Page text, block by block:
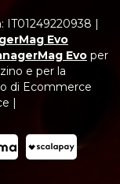
IT01249220938 |
Evo
Evo per
e per la
di Ecommerce
|